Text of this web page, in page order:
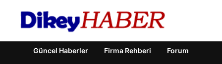
Güncel Haberler Firma Rehberi Forum